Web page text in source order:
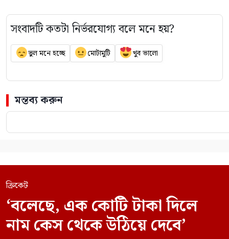
সংবাদটি কতটা নির্ভরযোগ্য বলে মনে হয়?
ভুল মনে হচ্ছে মোটামুটি খুব ভালো
মন্তব্য করুন
ক্রিকেট
‘বলেছে, এক কোটি টাকা দিলে
নাম কেস থেকে উঠিয়ে দেবে’